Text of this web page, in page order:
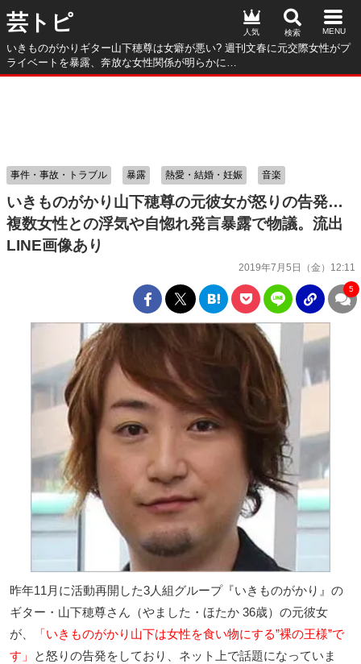
芸トピ
いきものがかりギター山下穂尊は女癖が悪い? 週刊文春に元交際女性がプ
ライベートを暴露、奔放な女性関係が明らかに…
人気
いきものがかり山下穂尊の元彼女が怒りの告発…
複数女性との浮気や自惚れ発言暴露で物議。流出
LINE画像あり
2019年7月5日（金）12:11
事件・事故・トラブル 暴露 熱愛・結婚・妊娠 音楽
5
昨年11月に活動再開した3人組グループ『いきものがかり』の
ギター・山下穂尊さん（やました・ほたか 36歳）の元彼女
が、
「いきものがかり山下は女性を食い物にする”裸の王様”で
す」
と怒りの告発をしており、ネット上で話題になっていま